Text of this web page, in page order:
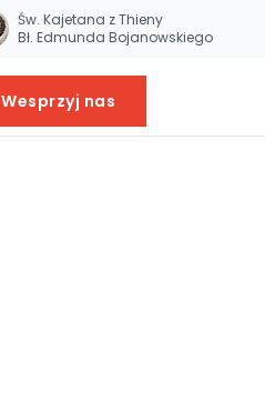
Św. Kajetana z Thieny
Bł. Edmunda Bojanowskiego
Wesprzyj nas